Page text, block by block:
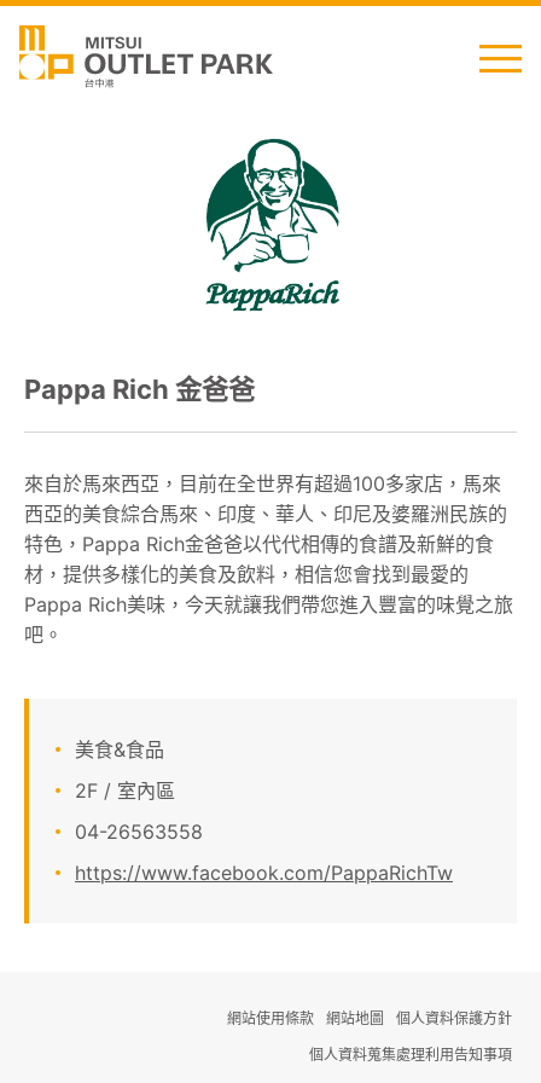
日本語
最新消息
櫃位資訊
顧客服務
APP會員專區
Pappa Rich 金爸爸
來自於馬來西亞，目前在全世界有超過100多家店，馬來
西亞的美食綜合馬來、印度、華人、印尼及婆羅洲民族的
特色，Pappa Rich金爸爸以代代相傳的食譜及新鮮的食
材，提供多樣化的美食及飲料，相信您會找到最愛的
Pappa Rich美味，今天就讓我們帶您進入豐富的味覺之旅
吧。
美食&食品
2F / 室內區
04-26563558
https://www.facebook.com/PappaRichTw
網站使用條款 網站地圖
個人資料保護方針
個人資料蒐集處理利用告知事項